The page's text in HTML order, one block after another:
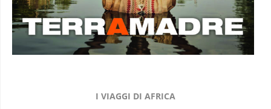
I VIAGGI DI AFRICA